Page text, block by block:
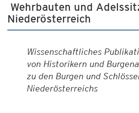
Wehrbauten und
Niederösterreich
Wissenschaftliches
von Historikern und
zu den Burgen und
Niederösterreichs